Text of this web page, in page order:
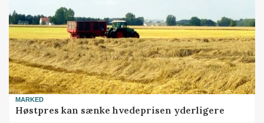
MARKED
Høstpres kan sænke hvedeprisen yderligere